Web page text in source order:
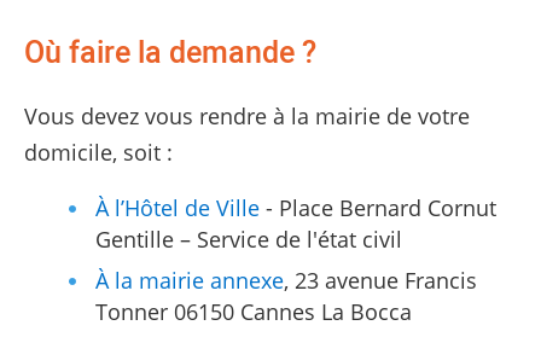
Où faire la demande ?
Vous devez vous rendre à la mairie de votre
domicile, soit :
À l’Hôtel de Ville- Place Bernard Cornut
Gentille – Service de l'état civil
À la mairie annexe, 23 avenue Francis
Tonner 06150 Cannes La Bocca